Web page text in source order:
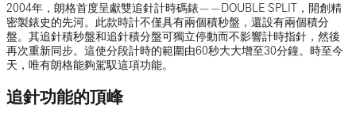
2004年，朗格首度呈獻雙追針計時碼錶——DOUBLE SPLIT，開創精
密製錶史的先河。此款時計不僅具有兩個積秒盤，還設有兩個積分
盤。其追針積秒盤和追針積分盤可獨立停動而不影響計時指針，然後
再次重新同步。這使分段計時的範圍由60秒大大增至30分鐘。時至今
天，唯有朗格能夠駕馭這項功能。
追針功能的頂峰